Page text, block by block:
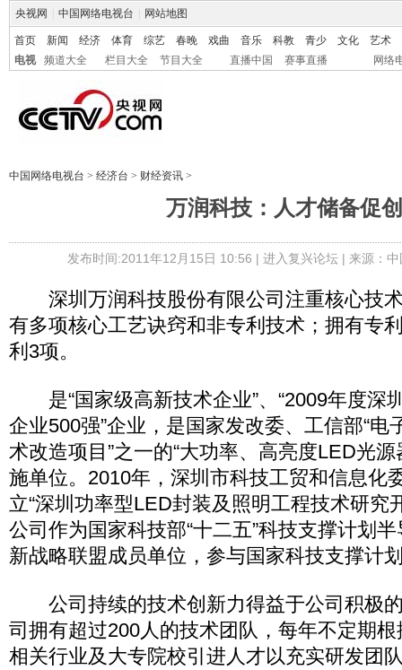
央视网 中国网络电视台 网站地图
首页 新闻 经济 体育 综艺 春晚 戏曲 音乐 科教 青少 文化
艺术
电视
频道大全 栏目大全 节目大全 直播中国 赛事直播 网络
中国网络电视台 > 经济台 > 财经资讯 >
万润科技：人才储备促
发布时间:2011年12月15日 10:56 | 进入复兴论坛| 来源：
深圳万润科技股份有限公司注重核心技
有多项核心工艺诀窍和非专利技术；拥有专
利3项。
是“国家级高新技术企业”、“2009年度深
企业500强”企业，是国家发改委、工信部“电
术改造项目”之一的“大功率、高亮度LED光
施单位。2010年，深圳市科技工贸和信息化
立“深圳功率型LED封装及照明工程技术研究
公司作为国家科技部“十二五”科技支撑计划
新战略联盟成员单位，参与国家科技支撑计
公司持续的技术创新力得益于公司积极
司拥有超过200人的技术团队，每年不定期
相关行业及大专院校引进人才以充实研发团